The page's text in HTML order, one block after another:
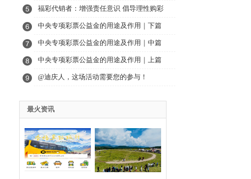
福彩代销者：增强责任意识 倡导理性购彩
中央专项彩票公益金的用途及作用｜下篇
中央专项彩票公益金的用途及作用｜中篇
中央专项彩票公益金的用途及作用｜上篇
@迪庆人，这场活动需要您的参与！
最火资讯